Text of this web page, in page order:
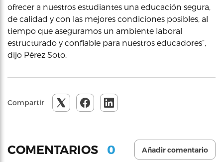
ofrecer a nuestros estudiantes una educación segura,
de calidad y con las mejores condiciones posibles, al
tiempo que aseguramos un ambiente laboral
estructurado y confiable para nuestros educadores”,
dijo Pérez Soto.
Compartir
COMENTARIOS 0 Añadir comentario